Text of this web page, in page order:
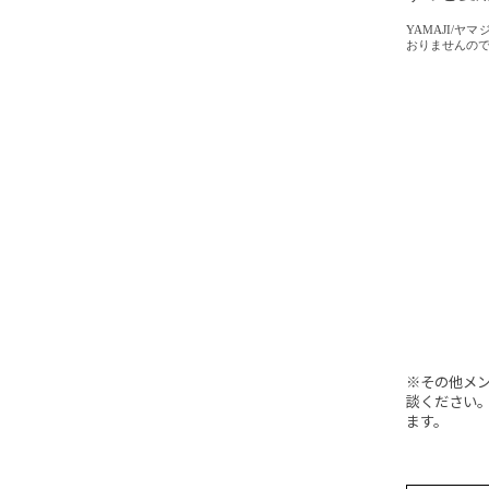
YAMAJI/ヤマ
おりませんの
※その他メ
談ください
ます。